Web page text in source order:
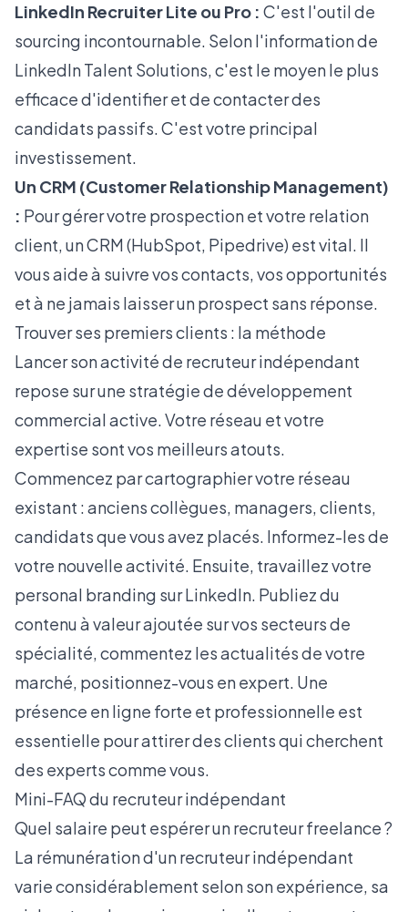
LinkedIn Recruiter Lite ou Pro : C'est l'outil de
sourcing incontournable. Selon l'information de
LinkedIn Talent Solutions, c'est le moyen le plus
efficace d'identifier et de contacter des
candidats passifs. C'est votre principal
investissement.
Un CRM (Customer Relationship Management)
: Pour gérer votre prospection et votre relation
client, un CRM (HubSpot, Pipedrive) est vital. Il
vous aide à suivre vos contacts, vos opportunités
et à ne jamais laisser un prospect sans réponse.
Trouver ses premiers clients : la méthode
Lancer son activité de recruteur indépendant
repose sur une stratégie de développement
commercial active. Votre réseau et votre
expertise sont vos meilleurs atouts.
Commencez par cartographier votre réseau
existant : anciens collègues, managers, clients,
candidats que vous avez placés. Informez-les de
votre nouvelle activité. Ensuite, travaillez votre
personal branding sur LinkedIn. Publiez du
contenu à valeur ajoutée sur vos secteurs de
spécialité, commentez les actualités de votre
marché, positionnez-vous en expert. Une
présence en ligne forte et professionnelle est
essentielle pour attirer desclients qui cherchent
des experts comme vous.
Mini-FAQ du recruteur indépendant
Quel salaire peut espérer un recruteur freelance ?
La rémunération d'un recruteur indépendant
varie considérablement selon son expérience, sa